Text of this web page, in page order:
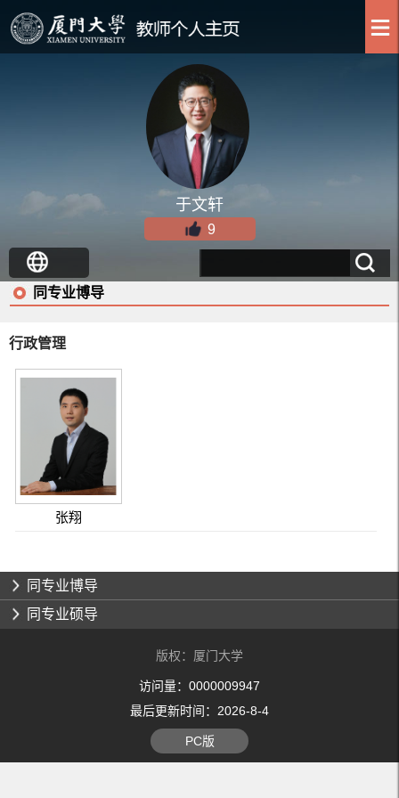
于文轩
9
同专业博导
行政管理
张翔
同专业博导
同专业硕导
版权：厦门大学
访问量： 0000009947
最后更新时间： 2026-8-4
PC版